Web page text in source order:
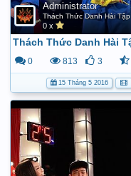
Administrator
Thách Thức Danh Hài Tập
0 x
0 813 3
15 Tháng 5 2016